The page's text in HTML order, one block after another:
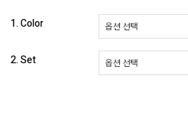
1. Color
2. Set